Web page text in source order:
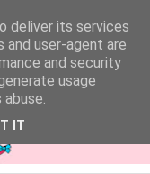
deliver its services
and user-agent are
and security
usage
IT